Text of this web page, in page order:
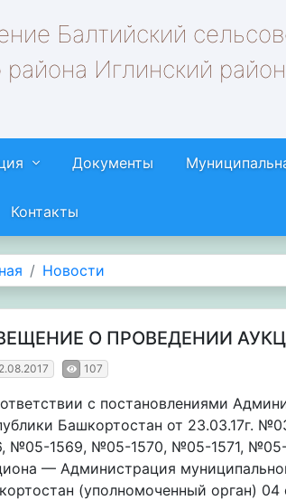
Балтийский
Иглинский
Документы
Контакты
Новости
О ПРОВЕДЕНИИ
107
с постановлениями
Башкортостан от 23.03.17г.
№05-1569, №05-1570, №05-1571, №05-
— Администрация
(уполномоченный орган) 04